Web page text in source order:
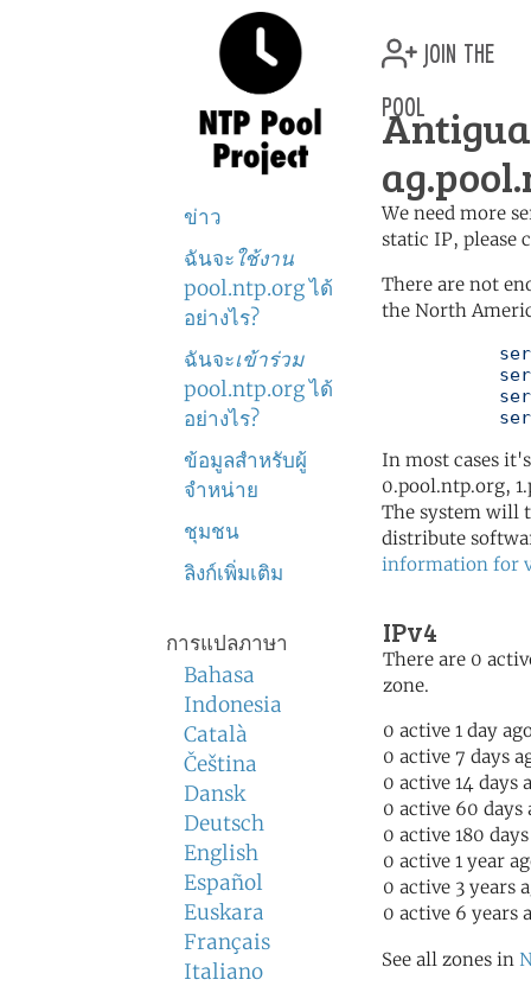
ข่าว
ฉันจะใช้งาน
pool.ntp.org ได้
อย่างไร?
ฉันจะเข้าร่วม
pool.ntp.org ได้
อย่างไร?
ข้อมูลสำหรับผู้
จำหน่าย
ชุมชน
ลิงก์เพิ่มเติม
การแปลภาษา
Bahasa
Indonesia
Català
Čeština
Dansk
Deutsch
English
Español
Euskara
Français
Italiano
join the
pool
We need more
static IP, please
There are not
the North
In most cases
0.pool.ntp.org,
The system will
distribute
information for
IPv4
There are 0
zone.
0 active 1 day
0 active 7 days
0 active 14 days
0 active 60 days
0 active 180
0 active 1 year
0 active 3 years
0 active 6 years
See all zones in